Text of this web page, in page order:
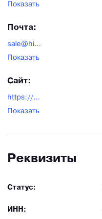
Показать
Почта:
sale@higashi.ru
Показать
Сайт:
https://higashi.ru
Показать
Реквизиты
Статус:
ИНН: